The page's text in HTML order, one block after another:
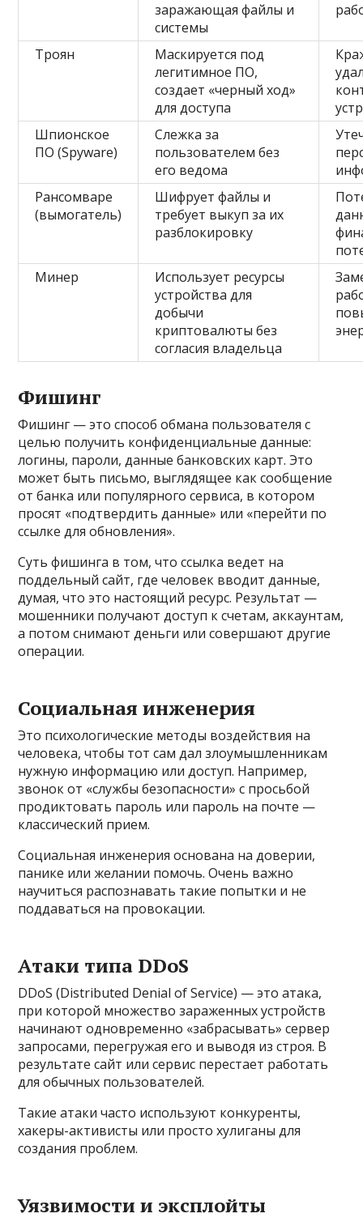
заражающая файлы и
системы
Троян
Маскируется под
легитимное ПО,
создает «черный ход»
для доступа
Шпионское
ПО (Spyware)
Слежка за
пользователем без
его ведома
Рансомваре
(вымогатель)
Шифрует файлы и
требует выкуп за их
разблокировку
Минер
Использует ресурсы
устройства для
добычи
криптовалюты без
согласия владельца
Фишинг
Фишинг — это способ обмана пользователя с
целью получить конфиденциальные данные:
логины, пароли, данные банковских карт. Это
может быть письмо, выглядящее как сообщение
от банка или популярного сервиса, в котором
просят «подтвердить данные» или «перейти по
ссылке для обновления».
Суть фишинга в том, что ссылка ведет на
поддельный сайт, где человек вводит данные,
думая, что это настоящий ресурс. Результат —
мошенники получают доступ к счетам, аккаунтам,
а потом снимают деньги или совершают другие
операции.
Социальная инженерия
Это психологические методы воздействия на
человека, чтобы тот сам дал злоумышленникам
нужную информацию или доступ. Например,
звонок от «службы безопасности» с просьбой
продиктовать пароль или пароль на почте —
классический прием.
Социальная инженерия основана на доверии,
панике или желании помочь. Очень важно
научиться распознавать такие попытки и не
поддаваться на провокации.
Атаки типа DDoS
DDoS (Distributed Denial of Service) — это атака,
при которой множество зараженных устройств
начинают одновременно «забрасывать» сервер
запросами, перегружая его и выводя из строя. В
результате сайт или сервис перестает работать
для обычных пользователей.
Такие атаки часто используют конкуренты,
хакеры-активисты или просто хулиганы для
создания проблем.
Уязвимости и эксплойты